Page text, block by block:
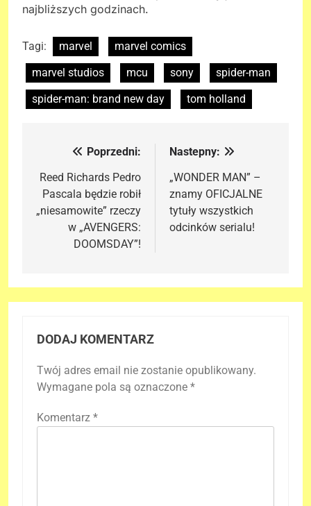
najbliższych godzinach.
Tagi: marvel
marvel comics
marvel studios
mcu sony
spider-man
spider-man: brand new day
tom holland
Nawigacja
wpisu
Poprzedni:
Reed Richards Pedro
Pascala będzie robił
„niesamowite” rzeczy
w „AVENGERS:
DOOMSDAY”!
Nastepny:
„WONDER MAN” –
znamy OFICJALNE
tytuły wszystkich
odcinków serialu!
DODAJ KOMENTARZ
Twój adres email nie zostanie opublikowany.
Wymagane pola są oznaczone *
Komentarz *